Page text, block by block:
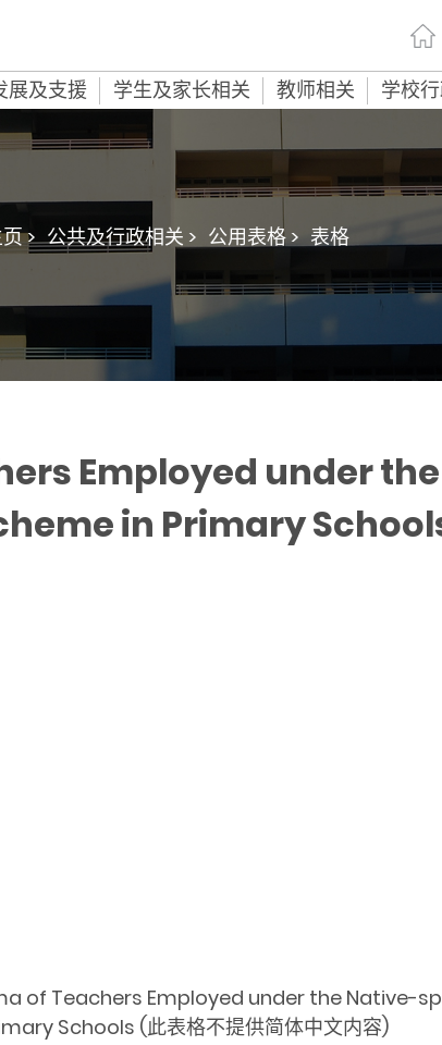
展及支援 学生及家长相关 教师相关 学校
> 公共及行政相关 > 公用表格 > 表格
Employed under
in Primary
of Teachers Employed under the Native-
Schools (此表格不提供简体中文内容)